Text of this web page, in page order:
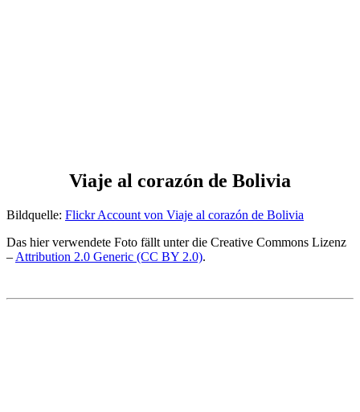
Viaje al corazón de Bolivia
Bildquelle: Flickr Account von Viaje al corazón de Bolivia
Das hier verwendete Foto fällt unter die Creative Commons Lizenz
– Attribution 2.0 Generic (CC BY 2.0).